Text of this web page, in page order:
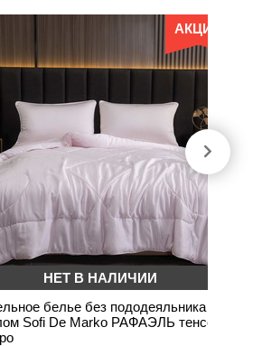
АКЦИЯ
НЕТ В НАЛИЧИИ
белье без пододеяльника с
Sofi De Marko РАФАЭЛЬ тенсель